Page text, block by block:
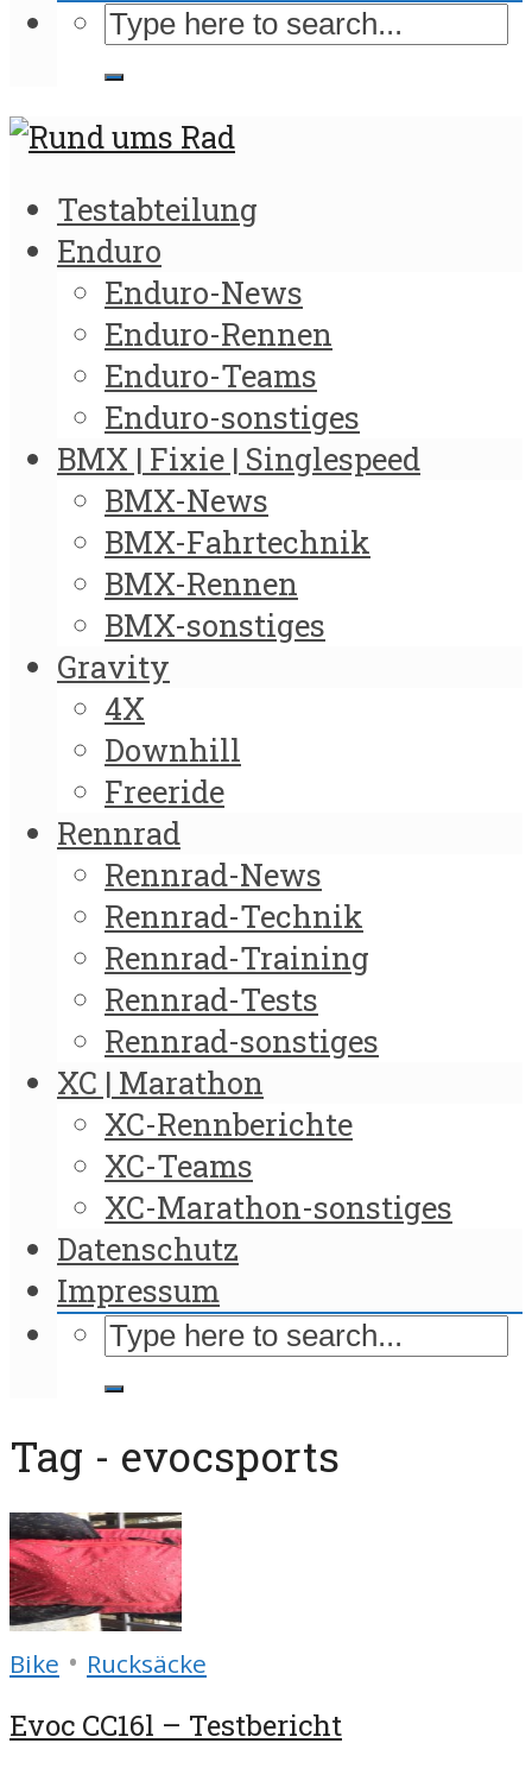
Testabteilung
Enduro
Enduro-News
Enduro-Rennen
Enduro-Teams
Enduro-sonstiges
BMX | Fixie | Singlespeed
BMX-News
BMX-Fahrtechnik
BMX-Rennen
BMX-sonstiges
Gravity
4X
Downhill
Freeride
Rennrad
Rennrad-News
Rennrad-Technik
Rennrad-Training
Rennrad-Tests
Rennrad-sonstiges
XC | Marathon
XC-Rennberichte
XC-Teams
XC-Marathon-sonstiges
Datenschutz
Impressum
Tag - evocsports
Bike • Rucksäcke
Evoc CC16l – Testbericht